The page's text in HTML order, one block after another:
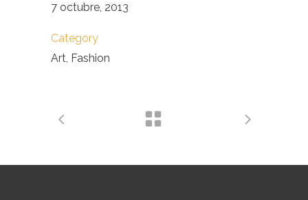
7 octubre, 2013
Category
Art, Fashion